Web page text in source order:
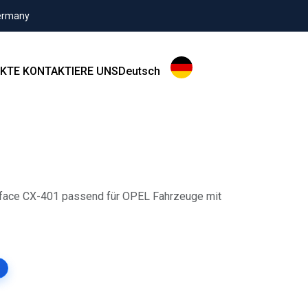
KONTAKTIERE UNSDeutsch
CX-401 passend für OPEL Fahrzeuge mit